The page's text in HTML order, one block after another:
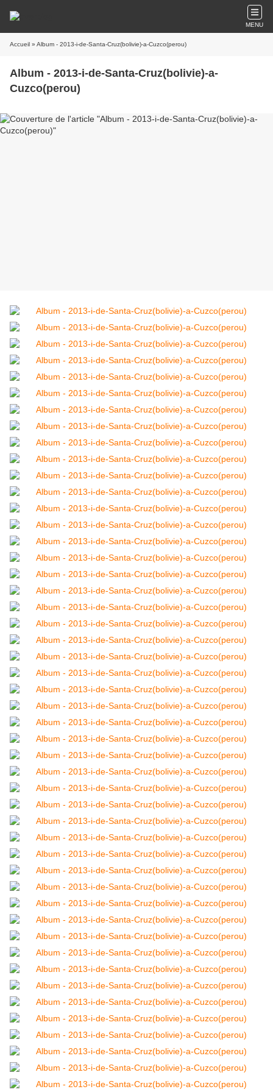
MENU
Accueil » Album - 2013-i-de-Santa-Cruz(bolivie)-a-Cuzco(perou)
Album - 2013-i-de-Santa-Cruz(bolivie)-a-
Cuzco(perou)